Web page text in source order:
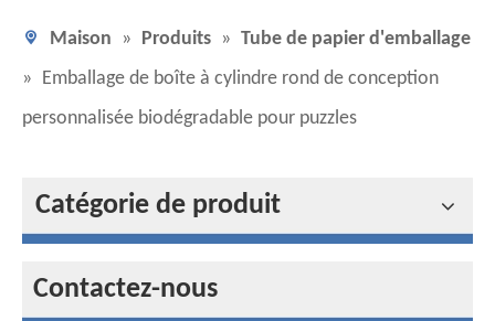
Maison » Produits » Tube de papier d'emballage
» Emballage de boîte à cylindre rond de conception
personnalisée biodégradable pour puzzles
Catégorie de produit
Contactez-nous